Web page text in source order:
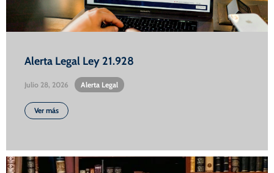
Alerta Legal Ley 21.928
Julio 28, 2026 Alerta Legal
Ver más